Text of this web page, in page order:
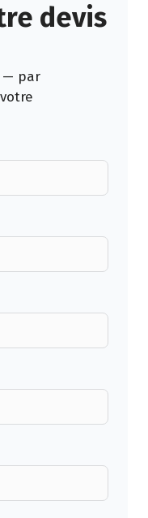
devis
— par